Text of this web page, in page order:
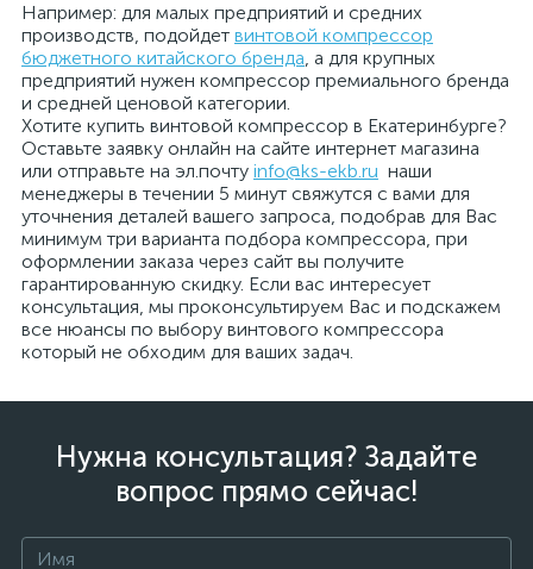
Например: для малых предприятий и средних
производств, подойдет винтовой компрессор
бюджетного китайского бренда, а для крупных
предприятий нужен компрессор премиального бренда
и средней ценовой категории.
Хотите купить винтовой компрессор в Екатеринбурге?
Оставьте заявку онлайн на сайте интернет магазина
или отправьте на эл.почту info@ks-ekb.ru наши
менеджеры в течении 5 минут свяжутся с вами для
уточнения деталей вашего запроса, подобрав для Вас
минимум три варианта подбора компрессора, при
оформлении заказа через сайт вы получите
гарантированную скидку. Если вас интересует
консультация, мы проконсультируем Вас и подскажем
все нюансы по выбору винтового компрессора
который не обходим для ваших задач.
Нужна консультация? Задайте
вопрос прямо сейчас!